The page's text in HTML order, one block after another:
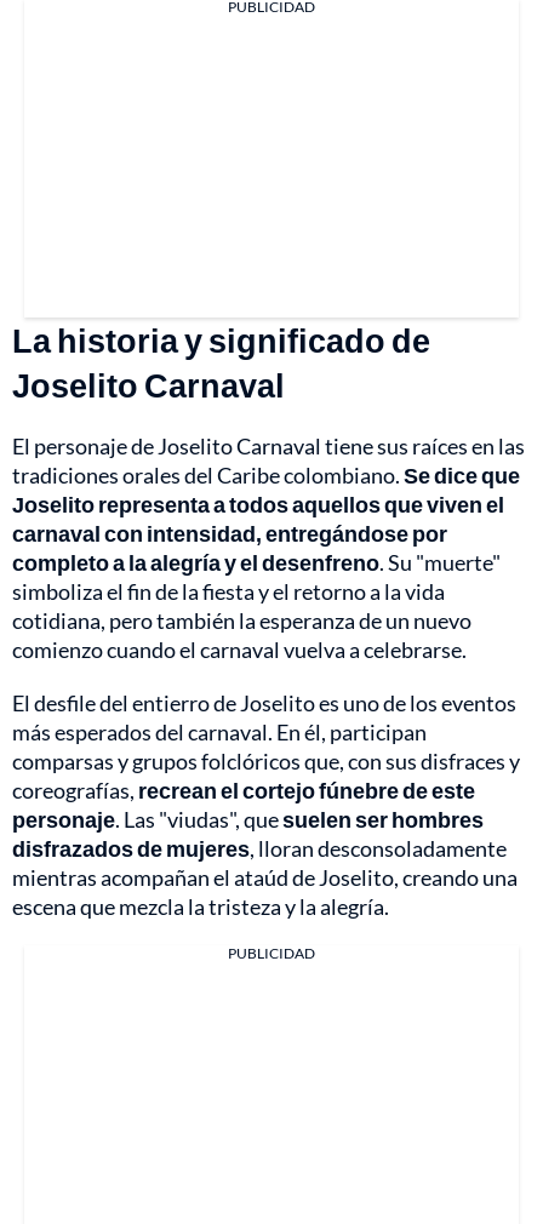
PUBLICIDAD
La historia y significado de
Joselito Carnaval
El personaje de Joselito Carnaval tiene sus raíces en las
tradiciones orales del Caribe colombiano.Se dice que
Joselito representa a todos aquellos que viven el
carnaval con intensidad, entregándose por
completo a la alegría y el desenfreno. Su "muerte"
simboliza el fin de la fiesta y el retorno a la vida
cotidiana, pero también la esperanza de un nuevo
comienzo cuando el carnaval vuelva a celebrarse.
El desfile del entierro de Joselito es uno de los eventos
más esperados del carnaval. En él, participan
comparsas y grupos folclóricos que, con sus disfraces y
coreografías, recrean el cortejo fúnebre de este
personaje. Las "viudas", quesuelen ser hombres
disfrazados de mujeres, lloran desconsoladamente
mientras acompañan el ataúd de Joselito, creando una
escena que mezcla la tristeza y la alegría.
PUBLICIDAD